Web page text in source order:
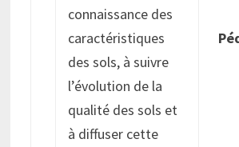
connaissance des
caractéristiques
des sols, à suivre
l’évolution de la
qualité des sols et
à diffuser cette